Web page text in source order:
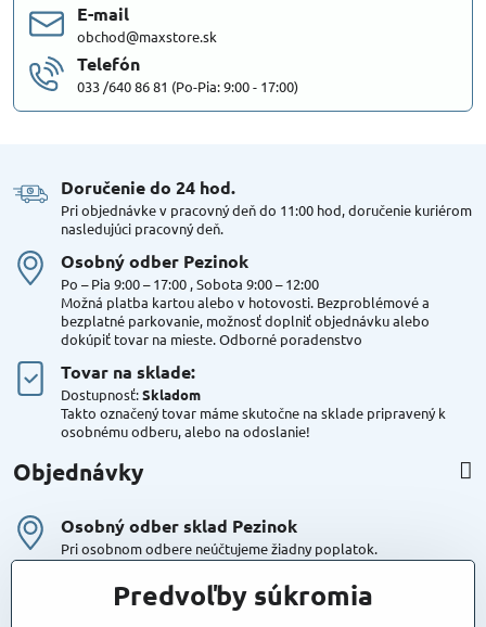
E-mail
obchod@maxstore.sk
Telefón
033 /640 86 81 (Po-Pia: 9:00 - 17:00)
Doručenie do 24 hod​.
Pri objednávke v pracovný deň do 11:00 hod, doručenie kuriérom
nasledujúci pracovný deň.
Osobný odber Pezinok
Po – Pia 9:00 – 17:00 , Sobota 9:00 – 12:00
Možná platba kartou alebo v hotovosti. Bezproblémové a
bezplatné parkovanie, možnosť doplniť objednávku alebo
dokúpiť tovar na mieste. Odborné poradenstvo
Tovar na sklade:
Dostupnosť:Skladom
Takto označený tovar máme skutočne na sklade pripravený k
osobnému odberu, alebo na odoslanie!
Objednávky
Osobný odber sklad Pezinok
Pri osobnom odbere neúčtujeme žiadny poplatok.
Kuriér DPD , Geis
Cena za dopravu:
Predvoľby súkromia